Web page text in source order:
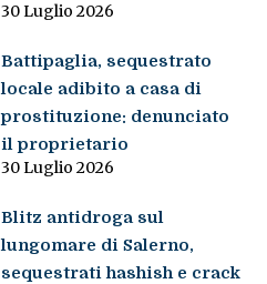
30 Luglio 2026
Battipaglia, sequestrato
locale adibito a casa di
prostituzione: denunciato
il proprietario
30 Luglio 2026
Blitz antidroga sul
lungomare di Salerno,
sequestrati hashish e crack